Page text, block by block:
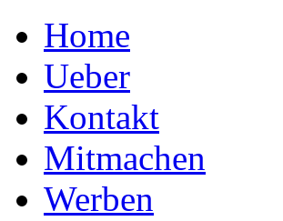
Home
Ueber
Kontakt
Mitmachen
Werben